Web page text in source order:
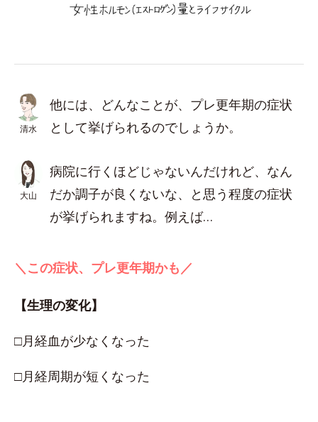
清水
他には、どんなことが、プレ更年期の症状
として挙げられるのでしょうか。
大山
病院に行くほどじゃないんだけれど、なん
だか調子が良くないな、と思う程度の症状
が挙げられますね。例えば…
＼この症状、プレ更年期かも／
【生理の変化】
□月経血が少なくなった
□月経周期が短くなった